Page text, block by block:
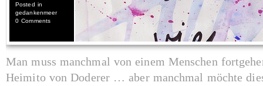
Posted in
gedankenmeer
0 Comments
Man muss manchmal von einem Menschen
Heimito von Doderer … aber manchmal möchte